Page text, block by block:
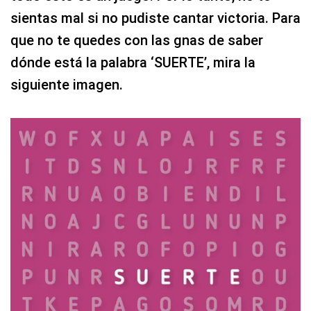
sientas mal si no pudiste cantar victoria. Para
que no te quedes con las gnas de saber
dónde está la palabra ‘SUERTE’, mira la
siguiente imagen.